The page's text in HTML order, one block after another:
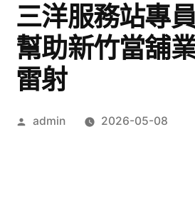
三洋服務站專
幫助新竹當舖
雷射
作
admin 2026-05-08